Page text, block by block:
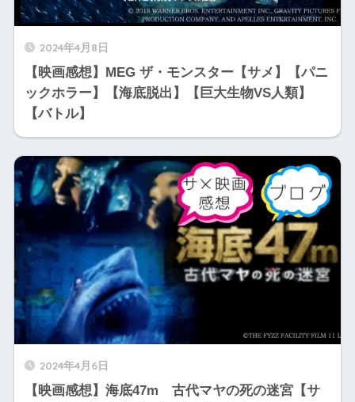
2024年4月8日
【映画感想】MEG ザ・モンスター【サメ】【パニ
ックホラー】【海底脱出】【巨大生物VS人類】
【バトル】
2024年4月6日
【映画感想】海底47m 古代マヤの死の迷宮【サ